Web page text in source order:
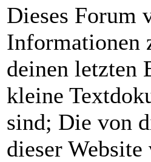
Dieses Forum
Informationen
deinen letzten
kleine
sind; Die von
dieser